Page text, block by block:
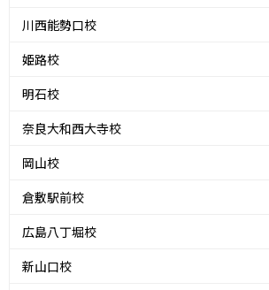
川西能勢口校
姫路校
明石校
奈良大和西大寺校
岡山校
倉敷駅前校
広島八丁堀校
新山口校